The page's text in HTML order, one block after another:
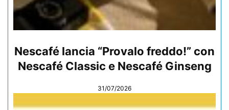
Nescafé lancia “Provalo freddo!” con
Nescafé Classic e Nescafé Ginseng
31/07/2026